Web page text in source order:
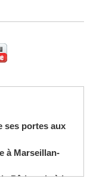
ses portes aux
à Marseillan-
Pâtisserie à La